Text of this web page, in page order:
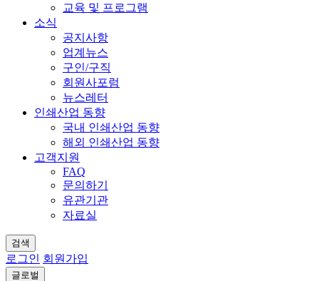
교육 및 프로그램
소식
공지사항
업계뉴스
구인/구직
회원사포럼
뉴스레터
인쇄산업 동향
국내 인쇄산업 동향
해외 인쇄산업 동향
고객지원
FAQ
문의하기
유관기관
자료실
검색
로그인 회원가입
글로벌